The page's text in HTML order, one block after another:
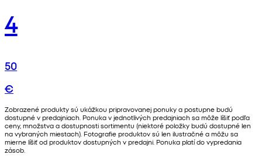
4
50
€
Zobrazené produkty sú ukážkou pripravovanej ponuky a postupne budú
dostupné v predajniach. Ponuka v jednotlivých predajniach sa môže líšiť podľa
ceny, množstva a dostupnosti sortimentu (niektoré položky budú dostupné len
na vybraných miestach). Fotografie produktov sú len ilustračné a môžu sa
mierne líšiť od produktov dostupných v predajni. Ponuka platí do vypredania
zásob.